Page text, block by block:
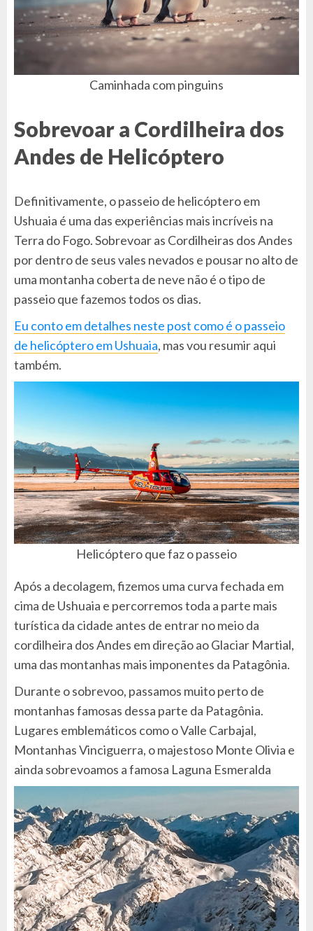
Caminhada com pinguins
Sobrevoar a Cordilheira dos
Andes de Helicóptero
Definitivamente, o passeio de helicóptero em
Ushuaia é uma das experiências mais incríveis na
Terra do Fogo. Sobrevoar as Cordilheiras dos Andes
por dentro de seus vales nevados e pousar no alto de
uma montanha coberta de neve não é o tipo de
passeio que fazemos todos os dias.
Eu conto em detalhes neste post como é o passeio
de helicóptero em Ushuaia, mas vou resumir aqui
também.
Helicóptero que faz o passeio
Após a decolagem, fizemos uma curva fechada em
cima de Ushuaia e percorremos toda a parte mais
turística da cidade antes de entrar no meio da
cordilheira dos Andes em direção ao Glaciar Martial,
uma das montanhas mais imponentes da Patagônia.
Durante o sobrevoo, passamos muito perto de
montanhas famosas dessa parte da Patagônia.
Lugares emblemáticos como o Valle Carbajal,
Montanhas Vinciguerra, o majestoso Monte Olivia e
ainda sobrevoamos a famosa Laguna Esmeralda